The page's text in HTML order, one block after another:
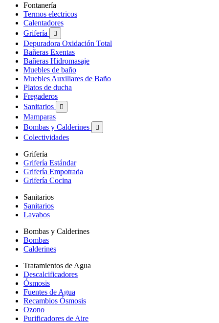
Fontanería
Termos electricos
Calentadores
Grifería

Depuradora Oxidación Total
Bañeras Exentas
Bañeras Hidromasaje
Muebles de baño
Muebles Auxiliares de Baño
Platos de ducha
Fregaderos
Sanitarios

Mamparas
Bombas y Calderines

Colectividades
Grifería
Grifería Estándar
Grifería Empotrada
Grifería Cocina
Sanitarios
Sanitarios
Lavabos
Bombas y Calderines
Bombas
Calderines
Tratamientos de Agua
Descalcificadores
Ósmosis
Fuentes de Agua
Recambios Ósmosis
Ozono
Purificadores de Aire